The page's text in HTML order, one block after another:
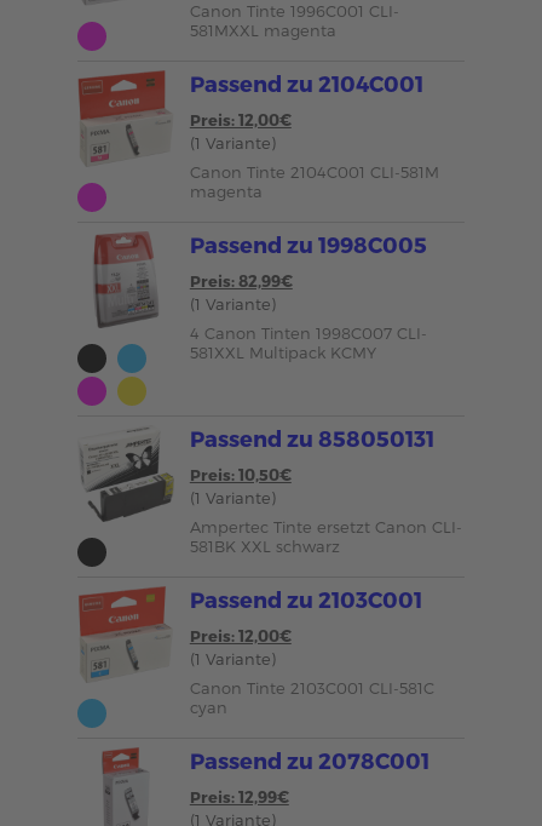
Canon Tinte 1996C001 CLI-
581MXXL magenta
Passend zu 2104C001
Preis: 12,00€
(1 Variante)
Canon Tinte 2104C001 CLI-581M
magenta
Passend zu 1998C005
Preis: 82,99€
(1 Variante)
4 Canon Tinten 1998C007 CLI-
581XXL Multipack KCMY
Passend zu 858050131
Preis: 10,50€
(1 Variante)
Ampertec Tinte ersetzt Canon CLI-
581BK XXL schwarz
Passend zu 2103C001
Preis: 12,00€
(1 Variante)
Canon Tinte 2103C001 CLI-581C
cyan
Passend zu 2078C001
Preis: 12,99€
(1 Variante)